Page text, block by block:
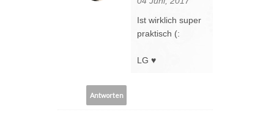
Ist wirklich super
praktisch (:
LG ♥
Antworten